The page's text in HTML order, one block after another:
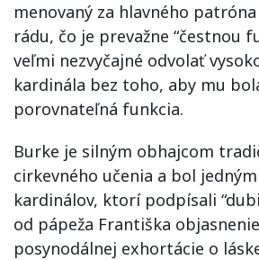
menovaný za hlavného
rádu, čo je prevažne “čestnou
veľmi nezvyčajné odvolať
kardinála bez toho, aby mu
porovnateľná funkcia.
Burke je silným obhajcom
cirkevného učenia a bol
kardinálov, ktorí podpísali
od pápeža Františka
posynodálnej exhortácie o